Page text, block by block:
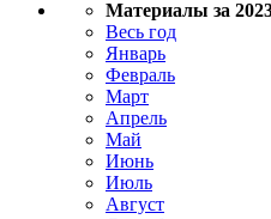
Материалы за
Весь год
Январь
Февраль
Март
Апрель
Май
Июнь
Июль
Август